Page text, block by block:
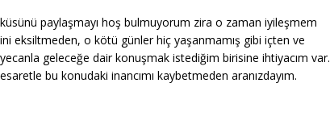
paylaşmayı hoş bulmuyorum zira o zaman iyileşmem
eksiltmeden, o kötü günler hiç yaşanmamış gibi içten ve
geleceğe dair konuşmak istediğim birisine ihtiyacım var.
bu konudaki inancımı kaybetmeden aranızdayım.